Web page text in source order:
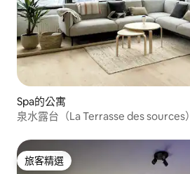
Spa的公寓
泉水露台（La Terrasse des sources）
旅客精選
旅客精選